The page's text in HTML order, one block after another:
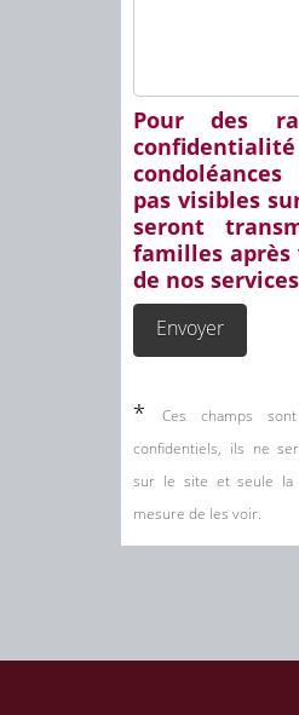
Pour des
pas visibles
seront
familles
de nos
*Ces champs
confidentiels, ils ne
sur le site et seule la
mesure de les voir.